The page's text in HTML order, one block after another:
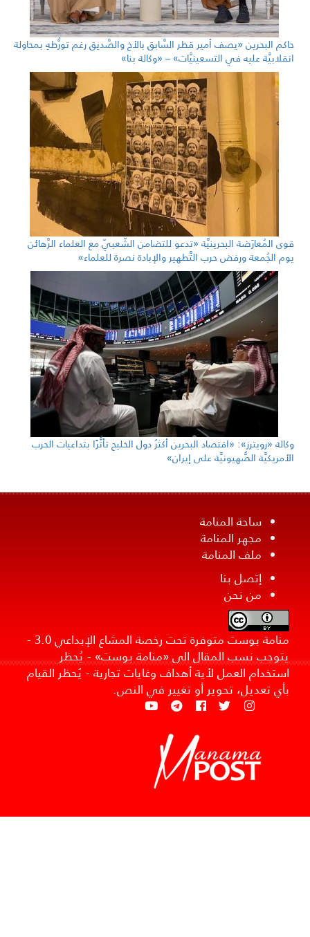
حاكم البحرين «يصف أمير قطر السَّابق بالأخ والصَّديق رغم تورُّطهِ بمحاولة
انقلابيَّة عليه في التسعينيَّات» – «وكالة بنا»
قوى المُعارَضة البحرينيَّة «تدعو للتضامن الشّعبيّ مع العلماء الرَّهائن
يوم الجُمعة ورفض حرب التَّطهير والإبادة نصرة للعلماء»
وكالة «رويترز»: «اقتصاد البحرين أكثرُ دول الخليج تأثُّرًا بتداعيات الحرب
الأمريكيَّة الصُّهيونيَّة على إيران»
ساحة المنامة
مجهر المنامة
ملف المنامة
إتصل بنا
من نحن
منامة بوست متوفرة تحت رخصة المشاع الإبداعي 3.0 -
يتوجب نسب المقال الى «منامة بوست» - يُحظر
استخدام العمل لأية أهداف وغايات تجارية - يُحظر القيام
بأي تعديل، تحوير أو تغيير في النص.